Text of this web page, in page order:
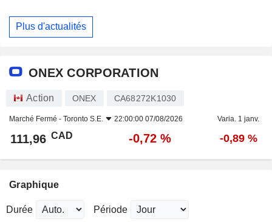
Plus d'actualités
ONEX CORPORATION
Action ONEX CA68272K1030
Marché Fermé - Toronto S.E. 22:00:00 07/08/2026 Varia. 1 janv.
111,96 CAD -0,72 % -0,89 %
Graphique
Durée Période